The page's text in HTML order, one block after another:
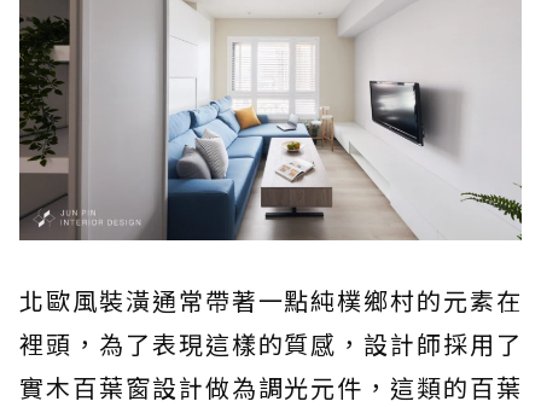
北歐風裝潢通常帶著一點純樸鄉村的元素在
裡頭，為了表現這樣的質感，設計師採用了
實木百葉窗設計做為調光元件，這類的百葉